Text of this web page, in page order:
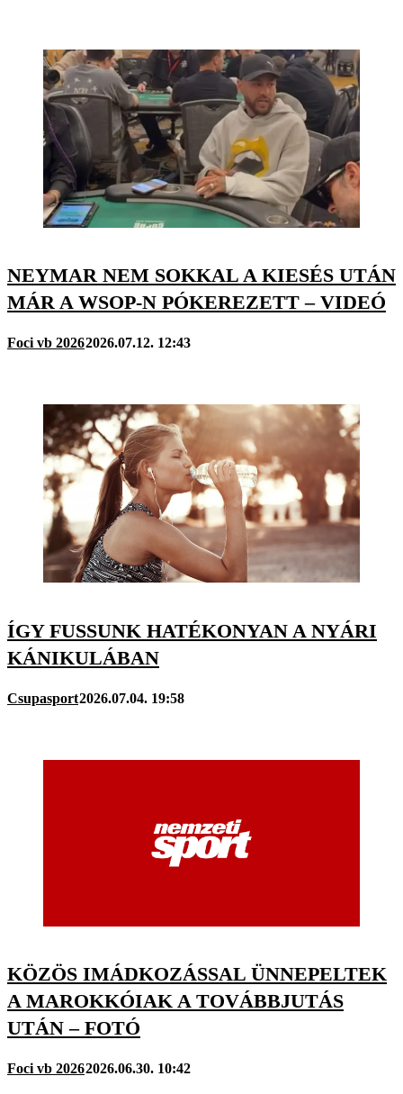
NEYMAR NEM SOKKAL A KIESÉS UTÁN
MÁR A WSOP-N PÓKEREZETT – VIDEÓ
Foci vb 20262026.07.12. 12:43
ÍGY FUSSUNK HATÉKONYAN A NYÁRI
KÁNIKULÁBAN
Csupasport2026.07.04. 19:58
KÖZÖS IMÁDKOZÁSSAL ÜNNEPELTEK
A MAROKKÓIAK A TOVÁBBJUTÁS
UTÁN – FOTÓ
Foci vb 20262026.06.30. 10:42